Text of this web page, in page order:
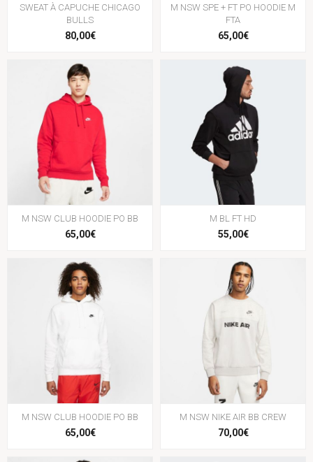
SWEAT À CAPUCHE CHICAGO
BULLS
80,00€
M NSW SPE + FT PO HOODIE M
FTA
65,00€
M NSW CLUB HOODIE PO BB
65,00€
M BL FT HD
55,00€
M NSW CLUB HOODIE PO BB
65,00€
M NSW NIKE AIR BB CREW
70,00€